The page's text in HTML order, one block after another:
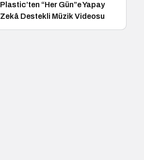
Plastic’ten “Her Gün”e Yapay
Zekâ Destekli Müzik Videosu